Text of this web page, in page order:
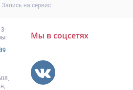
Запись на сервис
Мы в соцсетях